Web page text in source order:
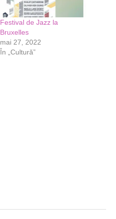
Festival de Jazz la
Bruxelles
mai 27, 2022
În „Cultură”